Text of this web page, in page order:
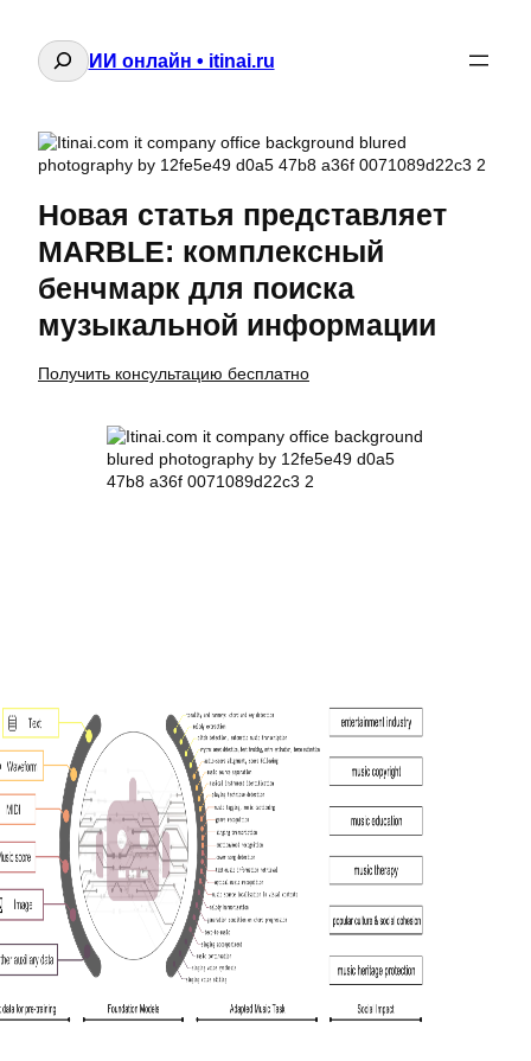
Поиск
ИИ онлайн • itinai.ru
Новая статья представляет
MARBLE: комплексный
бенчмарк для поиска
музыкальной информации
Получить консультацию бесплатно